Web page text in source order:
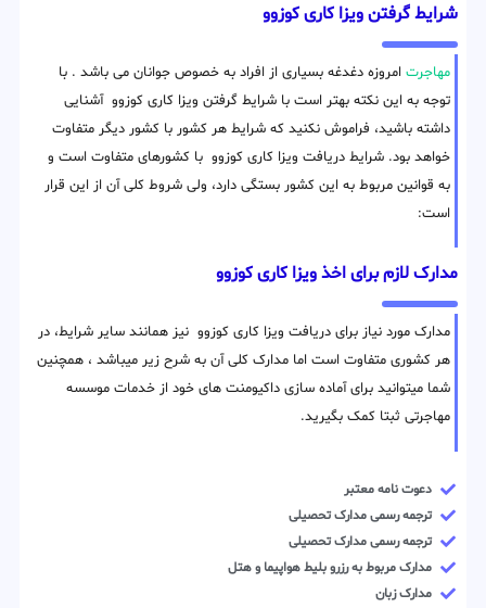
شرایط گرفتن ویزا کاری کوزوو
مهاجرت امروزه دغدغه بسیاری از افراد به خصوص جوانان می باشد . با
توجه به این نکته بهتر است با شرایط گرفتن ویزا کاری کوزوو آشنایی
داشته باشید، فراموش نکنید که شرایط هر کشور با کشور دیگر متفاوت
خواهد بود. شرایط دریافت ویزا کاری کوزوو با کشورهای متفاوت است و
به قوانین مربوط به این کشور بستگی دارد، ولی شروط کلی آن از این قرار
است:
مدارک لازم برای اخذ ویزا کاری کوزوو
مدارک مورد نیاز برای دریافت ویزا کاری کوزوو نیز همانند سایر شرایط، در
هر کشوری متفاوت است اما مدارک کلی آن به شرح زیر میباشد ، همچنین
شما میتوانید برای آماده سازی داکیومنت های خود از خدمات موسسه
مهاجرتی ثبتا کمک بگیرید.
دعوت نامه معتبر
ترجمه رسمی مدارک تحصیلی
ترجمه رسمی مدارک تحصیلی
مدارک مربوط به رزرو بلیط هواپیما و هتل
مدارک زبان